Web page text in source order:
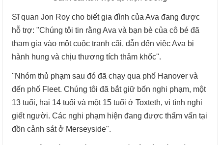
Sĩ quan Jon Roy cho biết gia đình của Ava đang được
hỗ trợ: "Chúng tôi tin rằng Ava và bạn bè của cô bé đã
tham gia vào một cuộc tranh cãi, dẫn đến việc Ava bị
hành hung và chịu thương tích thảm khốc''.
''Nhóm thủ phạm sau đó đã chạy qua phố Hanover và
đến phố Fleet. Chúng tôi đã bắt giữ bốn nghi phạm, một
13 tuổi, hai 14 tuổi và một 15 tuổi ở Toxteth, vì tình nghi
giết người. Các nghi phạm hiện đang được thẩm vấn tại
đồn cảnh sát ở Merseyside".